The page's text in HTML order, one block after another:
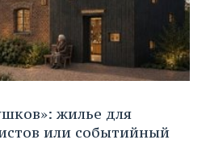
жилье для
или событийный